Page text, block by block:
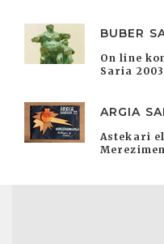
BUBER
On line
Saria
ARGIA
Astekari